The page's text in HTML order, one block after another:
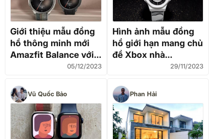
Giới thiệu mẫu đồng
hồ thông minh mới
Amazfit Balance với
tính năng theo dõi
05/12/2023
Hình ảnh mẫu đồng
hồ giới hạn mang chủ
đề Xbox nhà
29/11/2023
Vũ Quốc Bảo Phan Hải